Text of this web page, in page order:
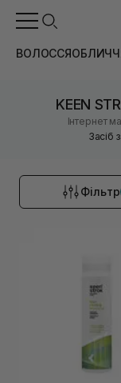
ВОЛОССЯ
KEEN
Інтернет
Засіб
Фільтр